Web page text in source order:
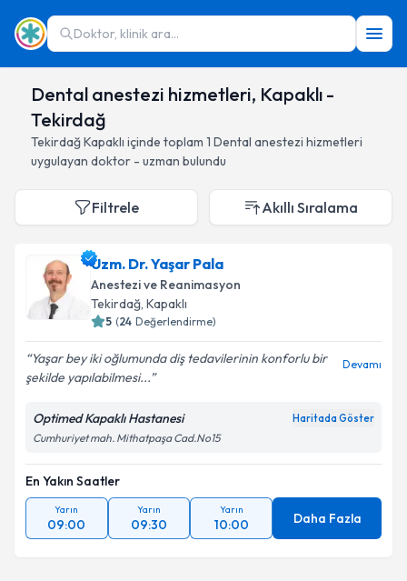
Doktor, klinik ara...
Dental anestezi hizmetleri, Kapaklı -
Tekirdağ
TekirdağKapaklı içinde toplam 1 Dental anestezi hizmetleri
uygulayan doktor - uzman bulundu
Filtrele Akıllı Sıralama
Uzm. Dr. Yaşar Pala
Anestezi ve Reanimasyon
Tekirdağ, Kapaklı
5 (24 Değerlendirme)
Yaşar bey iki oğlumunda diş tedavilerinin konforlu bir
şekilde yapılabilmesi...
Devamı
Optimed Kapaklı Hastanesi Haritada Göster
Cumhuriyet mah. Mithatpaşa Cad.No15
En Yakın Saatler
Yarın
09:00
Yarın
09:30
Yarın
10:00 Daha Fazla